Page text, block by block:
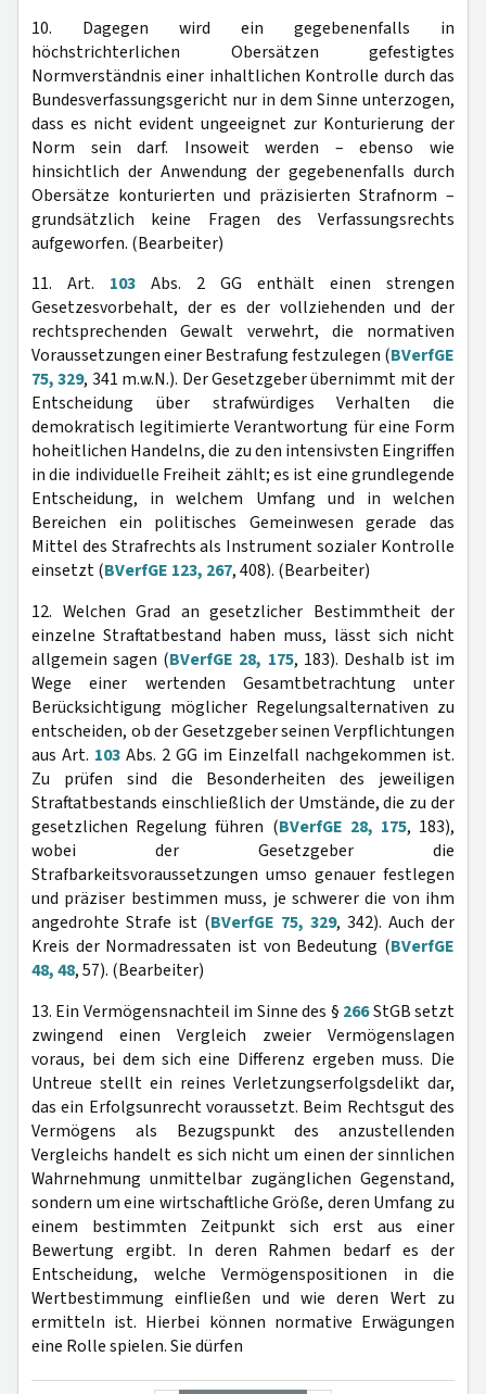
10. Dagegen wird ein gegebenenfalls in
höchstrichterlichen Obersätzen gefestigtes
Normverständnis einer inhaltlichen Kontrolle durch das
Bundesverfassungsgericht nur in dem Sinne unterzogen,
dass es nicht evident ungeeignet zur Konturierung der
Norm sein darf. Insoweit werden – ebenso wie
hinsichtlich der Anwendung der gegebenenfalls durch
Obersätze konturierten und präzisierten Strafnorm –
grundsätzlich keine Fragen des Verfassungsrechts
aufgeworfen. (Bearbeiter)
11. Art. 103 Abs. 2 GG enthält einen strengen
Gesetzesvorbehalt, der es der vollziehenden und der
rechtsprechenden Gewalt verwehrt, die normativen
Voraussetzungen einer Bestrafung festzulegen (BVerfGE
75, 329, 341 m.w.N.). Der Gesetzgeber übernimmt mit der
Entscheidung über strafwürdiges Verhalten die
demokratisch legitimierte Verantwortung für eine Form
hoheitlichen Handelns, die zu den intensivsten Eingriffen
in die individuelle Freiheit zählt; es ist eine grundlegende
Entscheidung, in welchem Umfang und in welchen
Bereichen ein politisches Gemeinwesen gerade das
Mittel des Strafrechts als Instrument sozialer Kontrolle
einsetzt (BVerfGE 123, 267, 408). (Bearbeiter)
12. Welchen Grad an gesetzlicher Bestimmtheit der
einzelne Straftatbestand haben muss, lässt sich nicht
allgemein sagen (BVerfGE 28, 175, 183). Deshalb ist im
Wege einer wertenden Gesamtbetrachtung unter
Berücksichtigung möglicher Regelungsalternativen zu
entscheiden, ob der Gesetzgeber seinen Verpflichtungen
aus Art. 103 Abs. 2 GG im Einzelfall nachgekommen ist.
Zu prüfen sind die Besonderheiten des jeweiligen
Straftatbestands einschließlich der Umstände, die zu der
gesetzlichen Regelung führen (BVerfGE 28, 175, 183),
wobei der Gesetzgeber die
Strafbarkeitsvoraussetzungen umso genauer festlegen
und präziser bestimmen muss, je schwerer die von ihm
angedrohte Strafe ist (BVerfGE 75, 329, 342). Auch der
Kreis der Normadressaten ist von Bedeutung (BVerfGE
48, 48, 57). (Bearbeiter)
13. Ein Vermögensnachteil im Sinne des § 266StGB setzt
zwingend einen Vergleich zweier Vermögenslagen
voraus, bei dem sich eine Differenz ergeben muss. Die
Untreue stellt ein reines Verletzungserfolgsdelikt dar,
das ein Erfolgsunrecht voraussetzt. Beim Rechtsgut des
Vermögens als Bezugspunkt des anzustellenden
Vergleichs handelt es sich nicht um einen der sinnlichen
Wahrnehmung unmittelbar zugänglichen Gegenstand,
sondern um eine wirtschaftliche Größe, deren Umfang zu
einem bestimmten Zeitpunkt sich erst aus einer
Bewertung ergibt. In deren Rahmen bedarf es der
Entscheidung, welche Vermögenspositionen in die
Wertbestimmung einfließen und wie deren Wert zu
ermitteln ist. Hierbei können normative Erwägungen
eine Rolle spielen. Sie dürfen